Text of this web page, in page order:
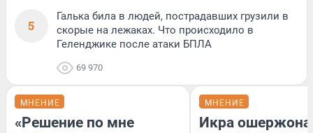
5
Галька била в людей, пострадавших грузили в
скорые на лежаках. Что происходило в
Геленджике после атаки БПЛА
69 970
МНЕНИЕ
«Решение по мне
МНЕНИЕ
Икра